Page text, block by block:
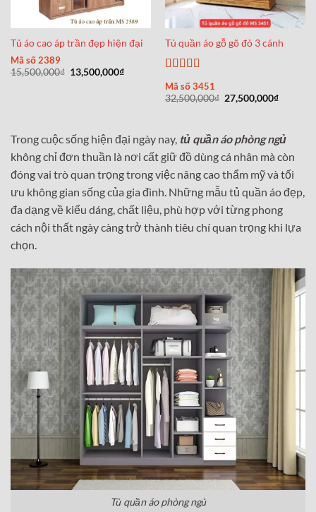
Tủ áo cao áp trần đẹp hiện đại
Mã số 2389
15,500,000₫ Giá
gốc
13,500,000₫Giá
Tủ quần áo gỗ gõ đỏ 3 cánh
Được xếp
hạng55 sao
Mã số 3451
32,500,000₫ Giá
gốc
27,500,000₫Giá
Trong cuộc sống hiện đại ngày nay, tủ quần áo phòng ngủ
không chỉ đơn thuần là nơi cất giữ đồ dùng cá nhân mà còn
đóng vai trò quan trọng trong việc nâng cao thẩm mỹ và tối
ưu không gian sống của gia đình. Những mẫu tủ quần áo đẹp,
đa dạng về kiểu dáng, chất liệu, phù hợp với từng phong
cách nội thất ngày càng trở thành tiêu chí quan trọng khi lựa
chọn.
Tủ quần áo phòng ngủ